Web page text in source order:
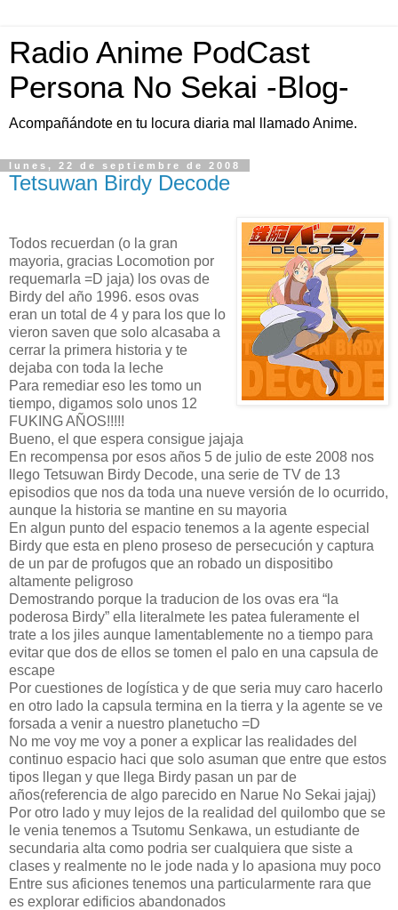
Radio Anime PodCast
Persona No Sekai -Blog-
Acompañándote en tu locura diaria mal llamado Anime.
lunes, 22 de septiembre de 2008
Tetsuwan Birdy Decode
Todos recuerdan (o la gran
mayoria, gracias Locomotion por
requemarla =D jaja) los ovas de
Birdy del año 1996. esos ovas
eran un total de 4 y para los que lo
vieron saven que solo alcasaba a
cerrar la primera historia y te
dejaba con toda la leche
Para remediar eso les tomo un
tiempo, digamos solo unos 12
FUKING AÑOS!!!!!
Bueno, el que espera consigue jajaja
En recompensa por esos años 5 de julio de este 2008 nos
llego Tetsuwan Birdy Decode, una serie de TV de 13
episodios que nos da toda una nueve versión de lo ocurrido,
aunque la historia se mantine en su mayoria
En algun punto del espacio tenemos a la agente especial
Birdy que esta en pleno proseso de persecución y captura
de un par de profugos que an robado un dispositibo
altamente peligroso
Demostrando porque la traducion de los ovas era “la
poderosa Birdy” ella literalmete les patea fuleramente el
trate a los jiles aunque lamentablemente no a tiempo para
evitar que dos de ellos se tomen el palo en una capsula de
escape
Por cuestiones de logística y de que seria muy caro hacerlo
en otro lado la capsula termina en la tierra y la agente se ve
forsada a venir a nuestro planetucho =D
No me voy me voy a poner a explicar las realidades del
continuo espacio haci que solo asuman que entre que estos
tipos llegan y que llega Birdy pasan un par de
años(referencia de algo parecido en Narue No Sekai jajaj)
Por otro lado y muy lejos de la realidad del quilombo que se
le venia tenemos a Tsutomu Senkawa, un estudiante de
secundaria alta como podria ser cualquiera que siste a
clases y realmente no le jode nada y lo apasiona muy poco
Entre sus aficiones tenemos una particularmente rara que
es explorar edificios abandonados